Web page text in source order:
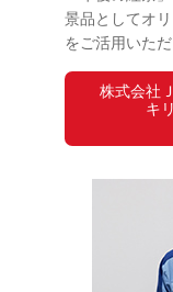
景品としてオ
をご活用いただ
株式会社
キ